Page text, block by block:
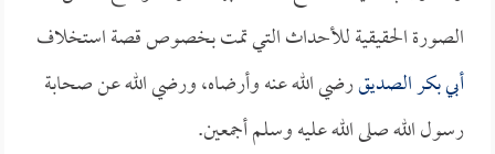
الصورة الحقيقية للأحداث التي تمت بخصوص قصة استخلاف
أبي بكر الصديقرضي الله عنه وأرضاه، ورضي الله عن صحابة
رسول الله صلى الله عليه وسلم أجمعين.